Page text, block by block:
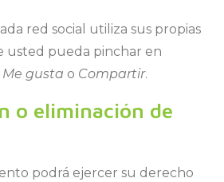
red social utiliza sus propias
usted pueda pinchar en
Me gusta o Compartir.
o eliminación de
podrá ejercer su derecho